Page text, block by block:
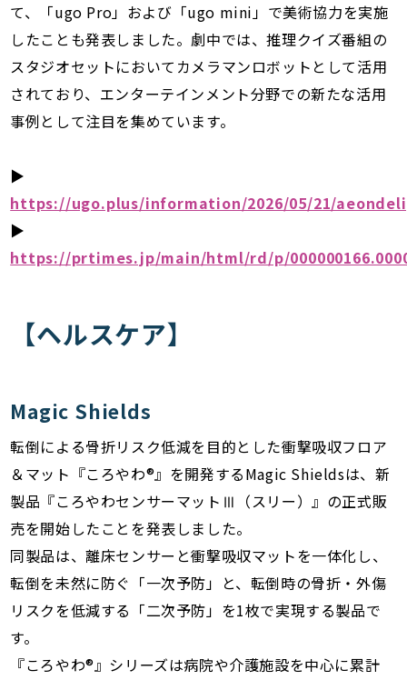
て、「ugo Pro」および「ugo mini」で美術協力を実施
したことも発表しました。劇中では、推理クイズ番組の
スタジオセットにおいてカメラマンロボットとして活用
されており、エンターテインメント分野での新たな活用
事例として注目を集めています。
▶︎
https://ugo.plus/information/2026/05/21/
▶︎
https://prtimes.jp/main/html/rd/p/
【ヘルスケア】
Magic Shields
転倒による骨折リスク低減を目的とした衝撃吸収フロア
＆マット『ころやわ®』を開発するMagic Shieldsは、新
製品『ころやわセンサーマットⅢ（スリー）』の正式販
売を開始したことを発表しました。
同製品は、離床センサーと衝撃吸収マットを一体化し、
転倒を未然に防ぐ「一次予防」と、転倒時の骨折・外傷
リスクを低減する「二次予防」を1枚で実現する製品で
す。
『ころやわ®』シリーズは病院や介護施設を中心に累計